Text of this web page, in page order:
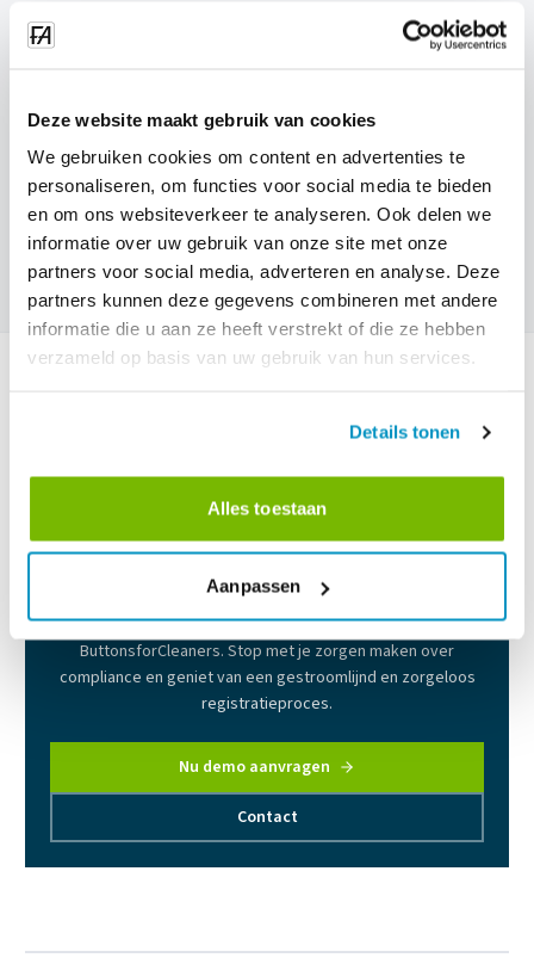
Deze website maakt gebruik van cookies
We gebruiken cookies om content en advertenties te
personaliseren, om functies voor social media te bieden
en om ons websiteverkeer te analyseren. Ook delen we
informatie over uw gebruik van onze site met onze
partners voor social media, adverteren en analyse. Deze
partners kunnen deze gegevens combineren met andere
informatie die u aan ze heeft verstrekt of die ze hebben
verzameld op basis van uw gebruik van hun services.
Details tonen
Alles toestaan
Aanpassen
Beheer en check alle registraties makkelijk via ons
dashboard.
Aan de slag met ButtonsforCleaners?
Ontdek de gebruiksvriendelijke software van
ButtonsforCleaners. Stop met je zorgen maken over
compliance en geniet van een gestroomlijnd en zorgeloos
registratieproces.
Nu demo aanvragen
Contact